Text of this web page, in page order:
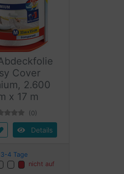
Cover
2.600
x 17 m
(0)
Details
3-4 Tage
nicht auf